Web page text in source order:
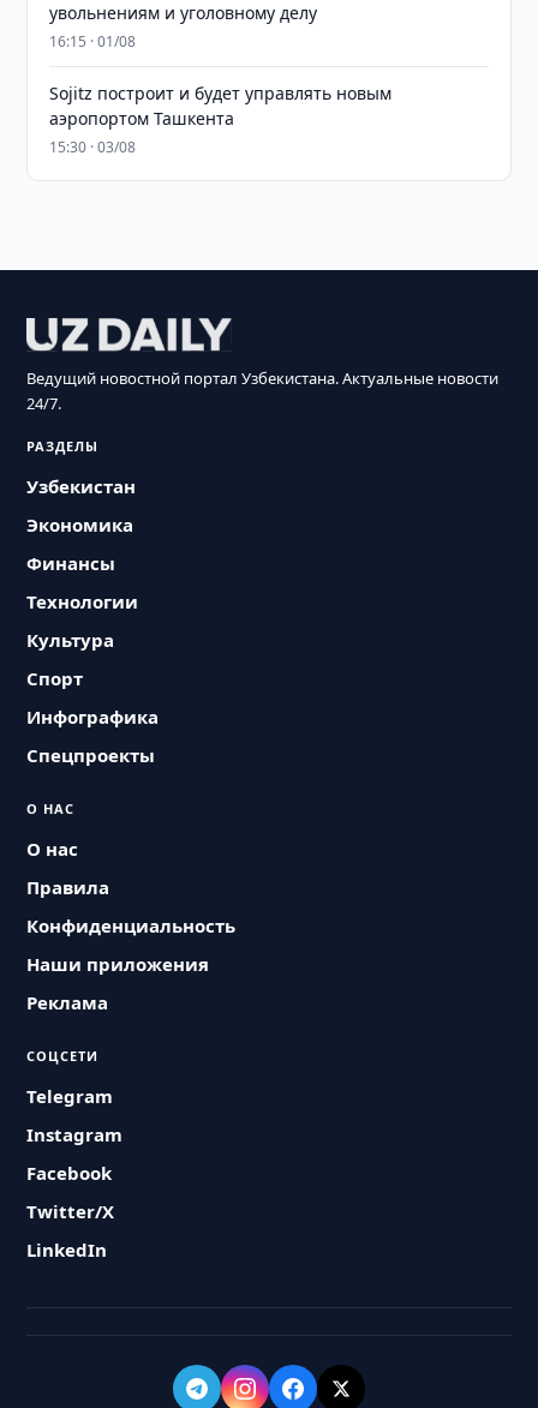
увольнениям и уголовному делу
16:15 · 01/08
Sojitz построит и будет управлять новым
аэропортом Ташкента
15:30 · 03/08
Ведущий новостной портал Узбекистана. Актуальные новости
24/7.
РАЗДЕЛЫ
Узбекистан
Экономика
Финансы
Технологии
Культура
Спорт
Инфографика
Спецпроекты
О НАС
О нас
Правила
Конфиденциальность
Наши приложения
Реклама
СОЦСЕТИ
Telegram
Instagram
Facebook
Twitter/X
LinkedIn